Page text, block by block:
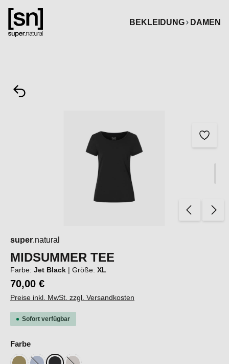
springen
BEKLEIDUNG
DAMEN
super.natural
MIDSUMMER TEE
Farbe: Jet Black | Größe: XL
70,00 €
Preise inkl. MwSt. zzgl. Versandkosten
Sofort verfügbar
Farbeauswählen